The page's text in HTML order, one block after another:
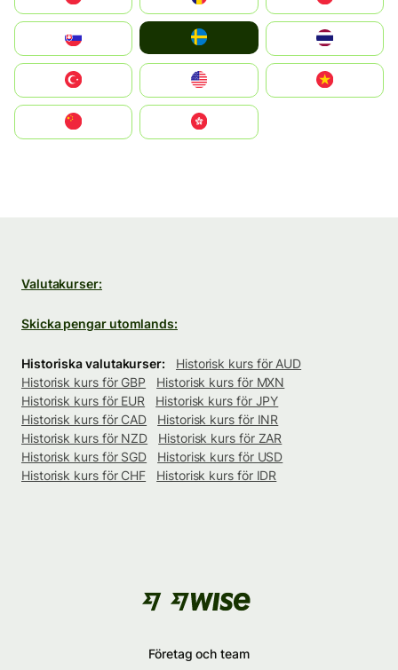
United States
中國香港特別行政區
Valutakurser:
Skicka pengar utomlands:
Historiska valutakurser:
Historisk kurs för AUD
Historisk kurs för GBP
Historisk kurs för MXN
Historisk kurs för EUR
Historisk kurs för JPY
Historisk kurs för CAD
Historisk kurs för INR
Historisk kurs för NZD
Historisk kurs för ZAR
Historisk kurs för SGD
Historisk kurs för USD
Historisk kurs för CHF
Historisk kurs för IDR
Företag och team